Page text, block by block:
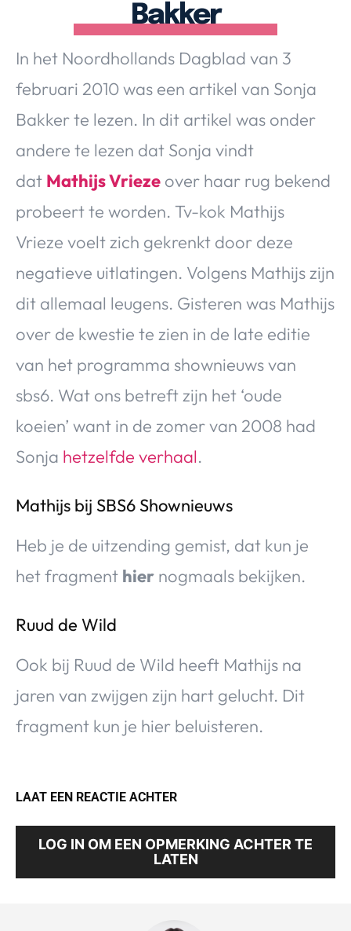
VALERIE'S CHOICE
Food & Drinks Health & Beauty Gadgets
Huis & Tuin
Bakker
In het Noordhollands Dagblad van 3
februari 2010 was een artikel van Sonja
Bakker te lezen. In dit artikel was onder
andere te lezen dat Sonja vindt
dat Mathijs Vrieze over haar rug bekend
probeert te worden. Tv-kok Mathijs
Vrieze voelt zich gekrenkt door deze
negatieve uitlatingen. Volgens Mathijs zijn
dit allemaal leugens. Gisteren was Mathijs
over de kwestie te zien in de late editie
van het programma shownieuws van
sbs6. Wat ons betreft zijn het ‘oude
koeien’ want in de zomer van 2008 had
Sonja hetzelfde verhaal.
Mathijs bij SBS6 Shownieuws
Heb je de uitzending gemist, dat kun je
het fragment hier nogmaals bekijken.
Ruud de Wild
Ook bij Ruud de Wild heeft Mathijs na
jaren van zwijgen zijn hart gelucht. Dit
fragment kun je hier beluisteren.
LAAT EEN REACTIE ACHTER
LOG IN OM EEN OPMERKING ACHTER TE
LATEN